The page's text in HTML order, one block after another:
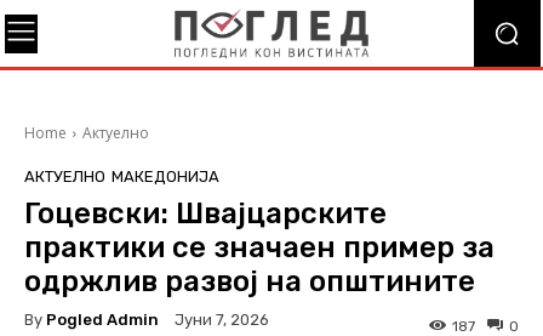
Home Актуелно
АКТУЕЛНО МАКЕДОНИЈА
Гоцевски: Швајцарските
практики се значаен пример за
одржлив развој на општините
By Pogled Admin Јуни 7, 2026 0
187